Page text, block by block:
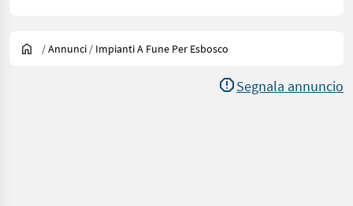
/Annunci / Impianti A Fune Per Esbosco
Segnala annuncio